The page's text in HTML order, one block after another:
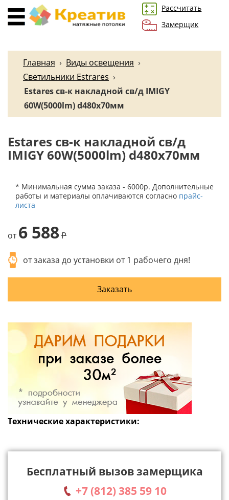
Рассчитать
Замерщик
Главная › Виды освещения ›
Светильники Estrares ›
Estares св-к накладной св/д IMIGY
60W(5000lm) d480x70мм
Estares св-к накладной св/д
IMIGY 60W(5000lm) d480x70мм
* Минимальная сумма заказа - 6000р. Дополнительные
работы и материалы оплачиваются согласно прайс-
листа
от6 588P
от заказа до установки от 1 рабочего дня!
Заказать
Технические характеристики:
Бесплатный вызов замерщика
+7 (812) 385 59 10